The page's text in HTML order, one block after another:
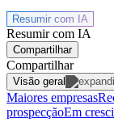
Resumir com IA
Resumir com IA
Compartilhar
Compartilhar
Visão geral
Maiores empresas
prospecçãoEm